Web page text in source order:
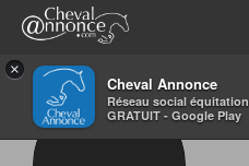
×
Cheval Annonce
Réseau social équitation
GRATUIT - Google Play